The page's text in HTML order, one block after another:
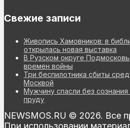
Свежие записи
Живопись Хамовников: в
открылась новая выставка
В Рузском округе
времен войны
Три беспилотника сбиты
Москвой
Мужчину спасли без
пруду
NEWSMOS.RU © 2026. Все